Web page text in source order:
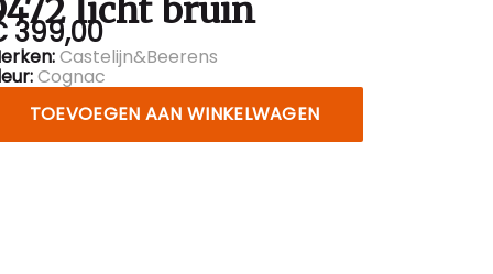
licht bruin
399,00
Castelijn&Beerens
Cognac
TOEVOEGEN AAN WINKELWAGEN